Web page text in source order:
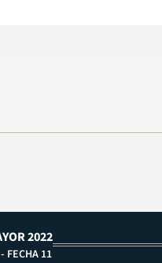
2022
FECHA 11